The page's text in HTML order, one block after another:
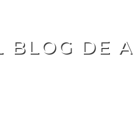
BLOG DE